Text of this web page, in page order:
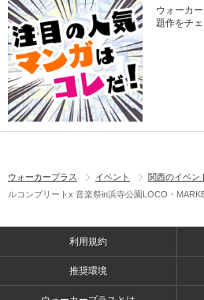
ウォーカ
題作をチ
ウォーカープラス イベント 関西のイベン
ルコンプリートx 音楽祭in浜寺公園LOCO・
利用規約
推奨環境